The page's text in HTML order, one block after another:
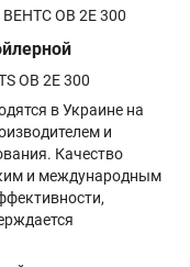
в Украине на
и
Качество
и международным